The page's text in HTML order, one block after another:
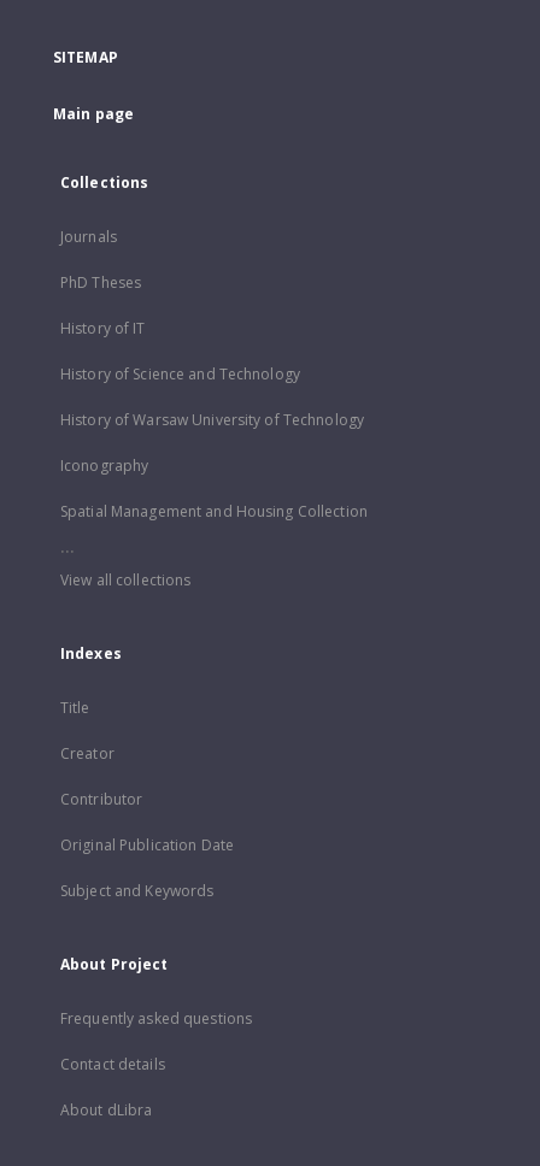
SITEMAP
Main page
Collections
Journals
PhD Theses
History of IT
History of Science and Technology
History of Warsaw University of Technology
Iconography
Spatial Management and Housing Collection
...
View all collections
Indexes
Title
Creator
Contributor
Original Publication Date
Subject and Keywords
About Project
Frequently asked questions
Contact details
About dLibra